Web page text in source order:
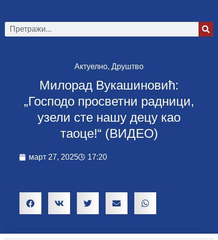
Актуелно, Друштво
Милорад Вукашиновић:
„Господо просветни радници,
узели сте нашу децу као
таоце!“ (ВИДЕО)
март 27, 2025 17:20